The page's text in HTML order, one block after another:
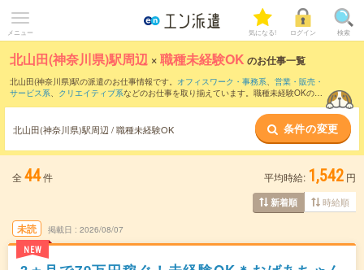
メニュー 気になる! ログイン 検索
北山田(神奈川県)駅周辺 ×職種未経験OK のお仕事一覧
北山田(神奈川県)駅の派遣のお仕事情報です。 オフィスワーク・事務系、 営業・販売・
サービス系、 クリエイティブ系などのお仕事を取り揃えています。職種未経験OKの条
北山田(神奈川県)駅周辺 / 職種未経験OK 条件の変更
全 44件 平均時給: 1,542 円
新着順 時給順
未読
NEW
掲載日 2026/08/07